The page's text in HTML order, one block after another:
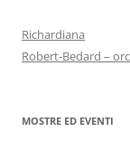
Richardiana
Robert-Bedard –
MOSTRE ED EVENTI